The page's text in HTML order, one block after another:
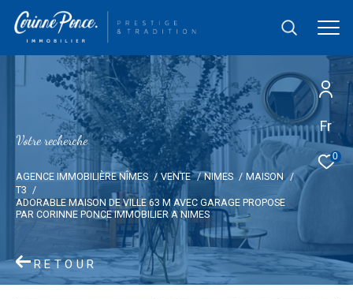
Fr
0
Votre recherche
AGENCE IMMOBILIÈRE NÎMES VENTE NIMES
MAISON
T3
ADORABLE MAISON DE VILLE 63 M AVEC GARAGE PROPOSE
PAR CORINNE PONCE IMMOBILIER A NIMES
RETOUR